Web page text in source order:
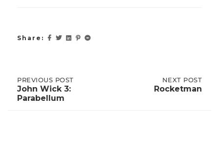
Share:
Post
PREVIOUS
POST:
JOHN
WICK
PREVIOUS POST
John Wick 3:
Parabellum
NEXT POST
Rocketman